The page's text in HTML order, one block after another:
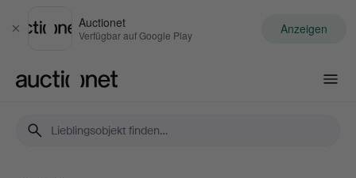
Schließen
Auctionet
Verfügbar auf Google Play Anzeigen